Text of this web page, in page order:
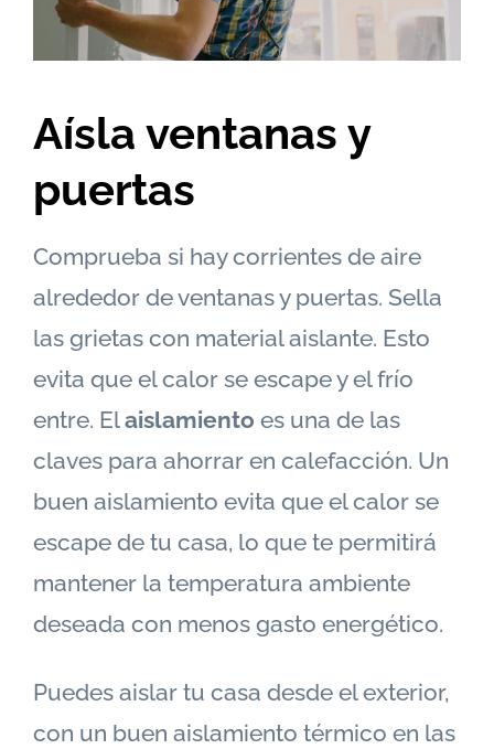
Aísla ventanas y
puertas
Comprueba si hay corrientes de aire
alrededor de ventanas y puertas. Sella
las grietas con material aislante. Esto
evita que el calor se escape y el frío
entre. Elaislamiento es una de las
claves para ahorrar en calefacción. Un
buen aislamiento evita que el calor se
escape de tu casa, lo que te permitirá
mantener la temperatura ambiente
deseada con menos gasto energético.
Puedes aislar tu casa desde el exterior,
con un buen aislamiento térmico en las